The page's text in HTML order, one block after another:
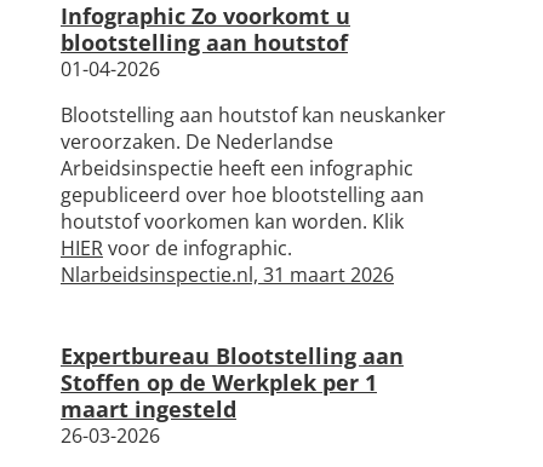
Infographic Zo voorkomt u
blootstelling aan houtstof
01-04-2026
Blootstelling aan houtstof kan neuskanker
veroorzaken. De Nederlandse
Arbeidsinspectie heeft een infographic
gepubliceerd over hoe blootstelling aan
houtstof voorkomen kan worden. Klik
HIERvoor de infographic.
Nlarbeidsinspectie.nl, 31 maart 2026
Expertbureau Blootstelling aan
Stoffen op de Werkplek per 1
maart ingesteld
26-03-2026